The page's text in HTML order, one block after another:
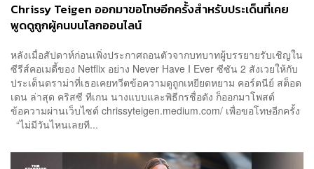
Chrissy Teigen ออกมาขอโทษอีกครั้งสำหรับประเด็นที่เคย
พูดดูถูกผู้คนบนโลกออนไลน์
หลังเมื่อสัปดาห์ก่อนเพิ่งประกาศถอนตัวจากบทบาทผู้บรรยายรับเชิญใน
ซีรีส์คอเมดี้ของ Netflix อย่าง Never Have I Ever ซีซัน 2 สังเวยให้กับ
ประเด็นดราม่าที่เธอเคยทวีตข้อความดูถูกเหยียดหยาม คอร์ตนีย์ สต็อด
เดน ล่าสุด คริสซี ทีเกน นางแบบและพิธีกรชื่อดัง ก็ออกมาโพสต์
ข้อความผ่านเว็บไซต์ chrissyteigen.medium.com/ เพื่อขอโทษอีกครั้ง
“ไม่มีวันไหนเลยที...